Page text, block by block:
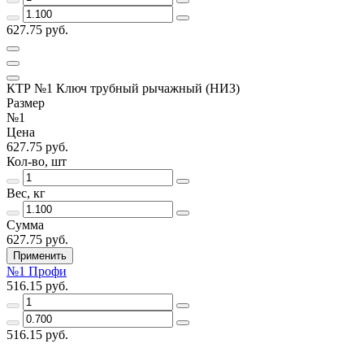
627.75 руб.
КТР №1 Ключ трубный рычажный (НИЗ)
Размер
№1
Цена
627.75 руб.
Кол-во, шт
Вес, кг
Сумма
627.75 руб.
Применить
№1 Профи
516.15 руб.
516.15 руб.